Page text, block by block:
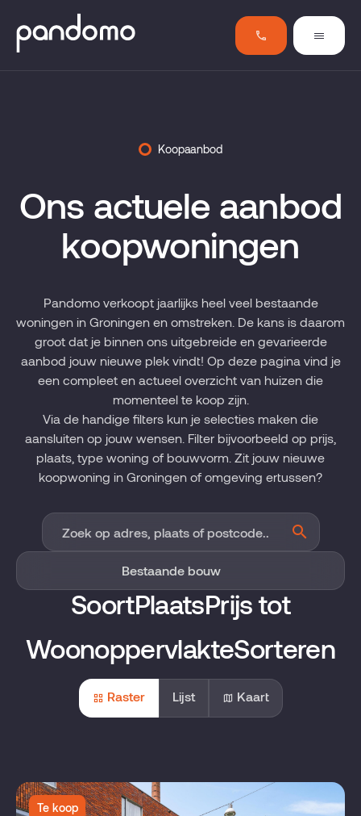
Koopaanbod
Ons actuele aanbod
koopwoningen
Pandomo verkoopt jaarlijks heel veel bestaande
woningen in Groningen en omstreken. De kans is daarom
groot dat je binnen ons uitgebreide en gevarieerde
aanbod jouw nieuwe plek vindt! Op deze pagina vind je
een compleet en actueel overzicht van huizen die
momenteel te koop zijn.
Via de handige filters kun je selecties maken die
aansluiten op jouw wensen. Filter bijvoorbeeld op prijs,
plaats, type woning of bouwvorm. Zit jouw nieuwe
koopwoning in Groningen of omgeving ertussen?
SoortPlaatsPrijs tot
WoonoppervlakteSorteren
Raster Lijst Kaart
Te koop